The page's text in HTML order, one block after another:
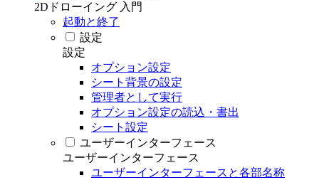
2Dドローイング 入門
起動と終了
設定
設定
オプション設定
シート背景の設定
管理者として実行
オプション設定の読込・書出
シート設定
ユーザーインターフェース
ユーザーインターフェース
ユーザーインターフェースと各部名称